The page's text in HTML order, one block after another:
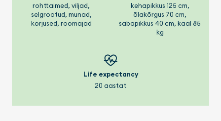
rohttaimed, viljad,
selgrootud, munad,
korjused, roomajad
kehapikkus 125 cm,
õlakõrgus 70 cm,
sabapikkus 40 cm, kaal 85
kg
Life expectancy
20 aastat